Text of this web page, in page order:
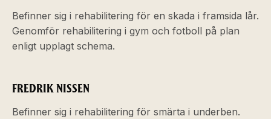
Befinner sig i rehabilitering för en skada i framsida lår.
Genomför rehabilitering i gym och fotboll på plan
enligt upplagt schema.
FREDRIK NISSEN
Befinner sig i rehabilitering för smärta i underben.